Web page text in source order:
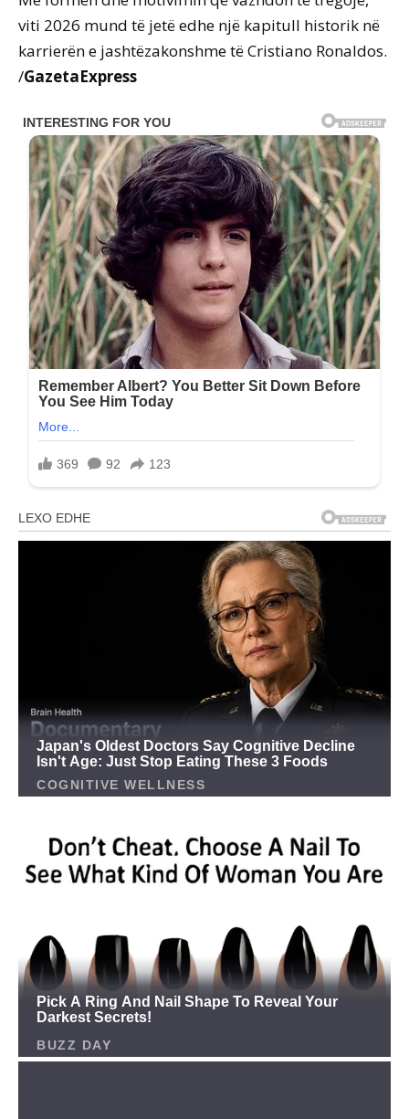
viti 2026 mund të jetë edhe një kapitull historik në
karrierën e jashtëzakonshme të Cristiano Ronaldos.
/GazetaExpress